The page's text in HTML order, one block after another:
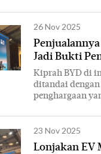
26 Nov 2025
Jadi Bukti
Kiprah BYD di
ditandai dengan
penghargaan
23 Nov 2025
Lonjakan EV